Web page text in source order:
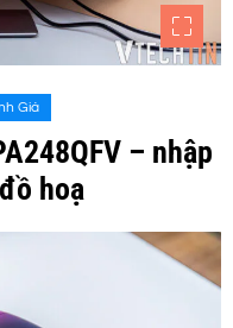
Giá
– nhập
hoạ